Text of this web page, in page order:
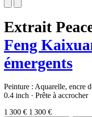
Extrait
Feng
émergents
Peinture : Aquarelle, encre
0.4 inch · Prête à accrocher
1 300 € 1 300 €